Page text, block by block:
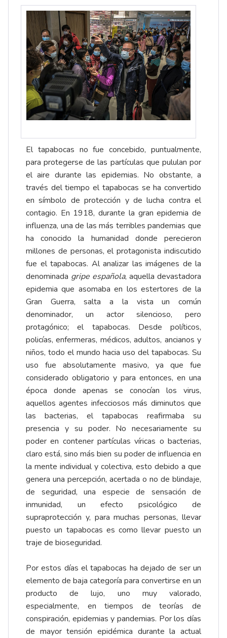
El tapabocas no fue concebido, puntualmente,
para protegerse de las partículas que pululan por
el aire durante las epidemias. No obstante, a
través del tiempo el tapabocas se ha convertido
en símbolo de protección y de lucha contra el
contagio. En 1918, durante la gran epidemia de
influenza, una de las más terribles pandemias que
ha conocido la humanidad donde perecieron
millones de personas, el protagonista indiscutido
fue el tapabocas. Al analizar las imágenes de la
denominada gripe española, aquella devastadora
epidemia que asomaba en los estertores de la
Gran Guerra, salta a la vista un común
denominador, un actor silencioso, pero
protagónico; el tapabocas. Desde políticos,
policías, enfermeras, médicos, adultos, ancianos y
niños, todo el mundo hacia uso del tapabocas. Su
uso fue absolutamente masivo, ya que fue
considerado obligatorio y para entonces, en una
época donde apenas se conocían los virus,
aquellos agentes infecciosos más diminutos que
las bacterias, el tapabocas reafirmaba su
presencia y su poder. No necesariamente su
poder en contener partículas víricas o bacterias,
claro está, sino más bien su poder de influencia en
la mente individual y colectiva, esto debido a que
genera una percepción, acertada o no de blindaje,
de seguridad, una especie de sensación de
inmunidad, un efecto psicológico de
supraprotección y, para muchas personas, llevar
puesto un tapabocas es como llevar puesto un
traje de bioseguridad.
Por estos días el tapabocas ha dejado de ser un
elemento de baja categoría para convertirse en un
producto de lujo, uno muy valorado,
especialmente, en tiempos de teorías de
conspiración, epidemias y pandemias. Por los días
de mayor tensión epidémica durante la actual